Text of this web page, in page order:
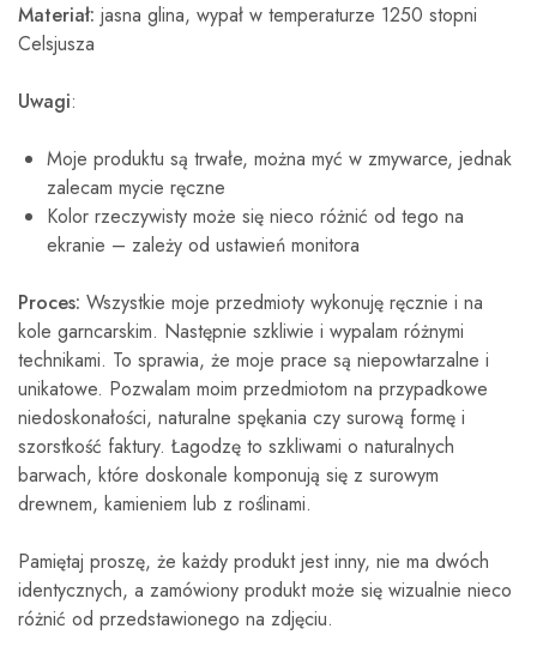
Materiał: jasna glina, wypał w temperaturze 1250 stopni
Celsjusza
Uwagi:
Moje produktu są trwałe, można myć w zmywarce, jednak
zalecam mycie ręczne
Kolor rzeczywisty może się nieco różnić od tego na
ekranie – zależy od ustawień monitora
Proces: Wszystkie moje przedmioty wykonuję ręcznie i na
kole garncarskim. Następnie szkliwie i wypalam różnymi
technikami. To sprawia, że moje prace są niepowtarzalne i
unikatowe. Pozwalam moim przedmiotom na przypadkowe
niedoskonałości, naturalne spękania czy surową formę i
szorstkość faktury. Łagodzę to szkliwami o naturalnych
barwach, które doskonale komponują się z surowym
drewnem, kamieniem lub z roślinami.
Pamiętaj proszę, że każdy produkt jest inny, nie ma dwóch
identycznych, a zamówiony produkt może się wizualnie nieco
różnić od przedstawionego na zdjęciu.